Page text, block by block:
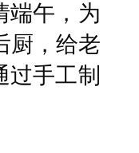
端午，为
厨，给老
手工制